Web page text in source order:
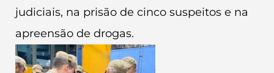
judiciais, na prisão de cinco suspeitos e na
apreensão de drogas.